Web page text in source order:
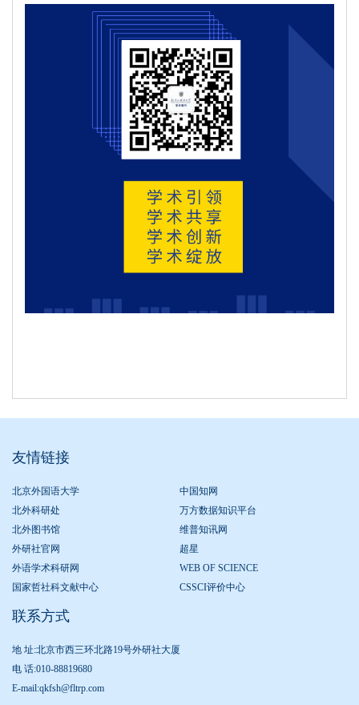
友情链接
北京外国语大学
中国知网
北外科研处
万方数据知识平台
北外图书馆
维普知讯网
外研社官网
超星
外语学术科研网
WEB OF SCIENCE
国家哲社科文献中心
CSSCI评价中心
联系方式
地 址:北京市西三环北路19号外研社大厦
电 话:010-88819680
E-mail:qkfsh@fltrp.com